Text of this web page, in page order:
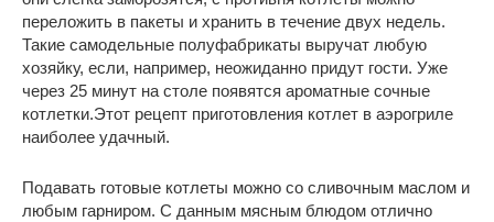
переложить в пакеты и хранить в течение двух недель.
Такие самодельные полуфабрикаты выручат любую
хозяйку, если, например, неожиданно придут гости. Уже
через 25 минут на столе появятся ароматные сочные
котлетки.Этот рецепт приготовления котлет в аэрогриле
наиболее удачный.
Подавать готовые котлеты можно со сливочным маслом и
любым гарниром. С данным мясным блюдом отлично